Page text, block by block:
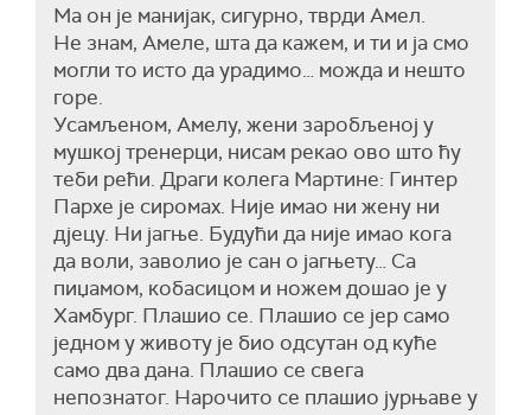
Ма он је манијак, сигурно, тврди Амел.
Не знам, Амеле, шта да кажем, и ти и ја смо
могли то исто да урадимо… можда и нешто
горе.
Усамљеном, Амелу, жени заробљеној у
мушкој тренерци, нисам рекао ово што ћу
теби рећи. Драги колега Мартине: Гинтер
Пархе је сиромах. Није имао ни жену ни
дјецу. Ни јагње. Будући да није имао кога
да воли, заволио је сан о јагњету… Са
пиџамом, кобасицом и ножем дошао је у
Хамбург. Плашио се. Плашио се јер само
једном у животу је био одсутан од куће
само два дана. Плашио се свега
непознатог. Нарочито се плашио јурњаве у